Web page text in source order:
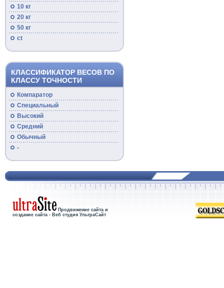
10 кг
20 кг
50 кг
ct
КЛАССИФИКАТОР ВЕСОВ ПО
КЛАССУ ТОЧНОСТИ
Компаратор
Специальный
Высокий
Средний
Обычный
-
Продвижение сайта и
создание сайта - Веб студия УльтраСайт